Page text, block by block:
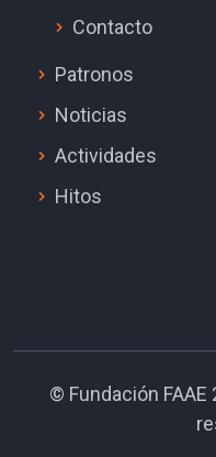
Contacto
Patronos
Noticias
Actividades
Hitos
© Fundación FAAE